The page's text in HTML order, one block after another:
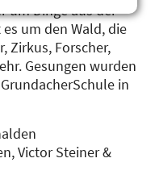
um Dinge aus der
um den Wald, die
Zirkus, Forscher,
Gesungen wurden
in
Victor Steiner &